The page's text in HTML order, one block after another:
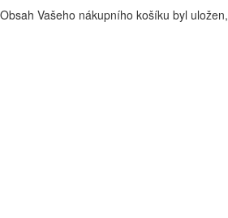
Obsah Vašeho nákupního košíku byl